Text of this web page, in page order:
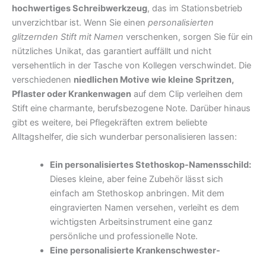
hochwertiges Schreibwerkzeug, das im Stationsbetrieb
unverzichtbar ist. Wenn Sie einen personalisierten
glitzernden Stift mit Namen verschenken, sorgen Sie für ein
nützliches Unikat, das garantiert auffällt und nicht
versehentlich in der Tasche von Kollegen verschwindet. Die
verschiedenen niedlichen Motive wie kleine Spritzen,
Pflaster oder Krankenwagen auf dem Clip verleihen dem
Stift eine charmante, berufsbezogene Note. Darüber hinaus
gibt es weitere, bei Pflegekräften extrem beliebte
Alltagshelfer, die sich wunderbar personalisieren lassen:
Ein personalisiertes Stethoskop-Namensschild:
Dieses kleine, aber feine Zubehör lässt sich
einfach am Stethoskop anbringen. Mit dem
eingravierten Namen versehen, verleiht es dem
wichtigsten Arbeitsinstrument eine ganz
persönliche und professionelle Note.
Eine personalisierte Krankenschwester-